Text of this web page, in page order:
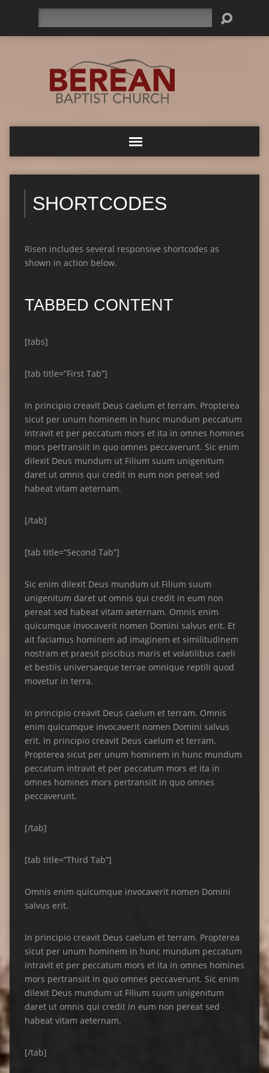
SHORTCODES
Risen includes several responsive shortcodes as
shown in action below.
TABBED CONTENT
[tabs]
[tab title=”First Tab”]
In principio creavit Deus caelum et terram. Propterea
sicut per unum hominem in hunc mundum peccatum
intravit et per peccatum mors et ita in omnes homines
mors pertransiit in quo omnes peccaverunt. Sic enim
dilexit Deus mundum ut Filium suum unigenitum
daret ut omnis qui credit in eum non pereat sed
habeat vitam aeternam.
[/tab]
[tab title=”Second Tab”]
Sic enim dilexit Deus mundum ut Filium suum
unigenitum daret ut omnis qui credit in eum non
pereat sed habeat vitam aeternam. Omnis enim
quicumque invocaverit nomen Domini salvus erit. Et
ait faciamus hominem ad imaginem et similitudinem
nostram et praesit piscibus maris et volatilibus caeli
et bestiis universaeque terrae omnique reptili quod
movetur in terra.
In principio creavit Deus caelum et terram. Omnis
enim quicumque invocaverit nomen Domini salvus
erit. In principio creavit Deus caelum et terram.
Propterea sicut per unum hominem in hunc mundum
peccatum intravit et per peccatum mors et ita in
omnes homines mors pertransiit in quo omnes
peccaverunt.
[/tab]
[tab title=”Third Tab”]
Omnis enim quicumque invocaverit nomen Domini
salvus erit.
In principio creavit Deus caelum et terram. Propterea
sicut per unum hominem in hunc mundum peccatum
intravit et per peccatum mors et ita in omnes homines
mors pertransiit in quo omnes peccaverunt. Sic enim
dilexit Deus mundum ut Filium suum unigenitum
daret ut omnis qui credit in eum non pereat sed
habeat vitam aeternam.
[/tab]